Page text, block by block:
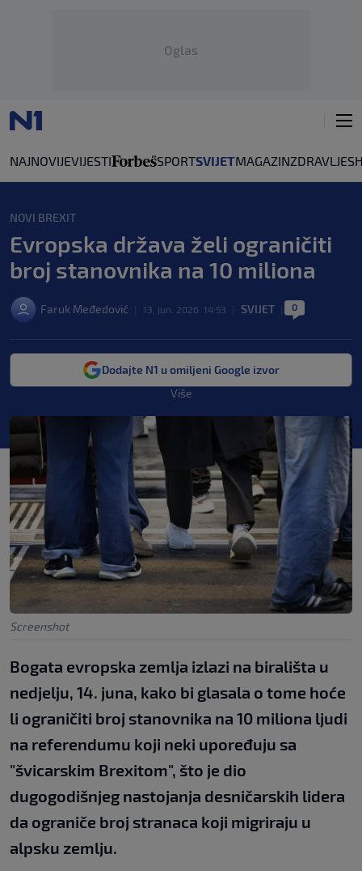
Oglas
NAJNOVIJEVIJESTI SPORTSVIJETMAGAZINZDRAVLJE
NOVI BREXIT
Evropska država želi ograničiti
broj stanovnika na 10 miliona
Faruk Međedović 13. jun. 2026. 14:53 SVIJET 0
Dodajte N1 u omiljeni Google izvor
Više
Screenshot
Bogata evropska zemlja izlazi na birališta u
nedjelju, 14. juna, kako bi glasala o tome hoće
li ograničiti broj stanovnika na 10 miliona ljudi
na referendumu koji neki upoređuju sa
"švicarskim Brexitom", što je dio
dugogodišnjeg nastojanja desničarskih lidera
da ograniče broj stranaca koji migriraju u
alpsku zemlju.